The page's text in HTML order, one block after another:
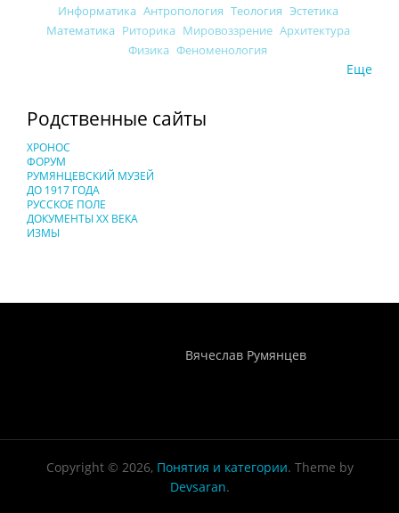
Информатика Антропология Теология Эстетика
Математика Риторика Мировоззрение Архитектура
Физика Феноменология
Еще
Родственные сайты
ХРОНОС
ФОРУМ
РУМЯНЦЕВСКИЙ МУЗЕЙ
ДО 1917 ГОДА
РУССКОЕ ПОЛЕ
ДОКУМЕНТЫ XX ВЕКА
ИЗМЫ
Вячеслав Румянцев
Copyright © 2026, Понятия и категории. Theme by
Devsaran.